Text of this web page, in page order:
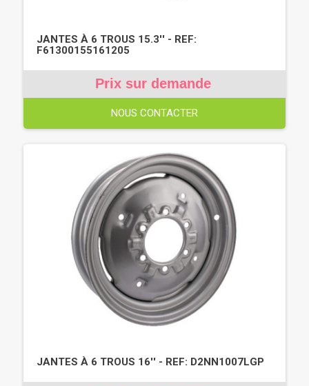
JANTES À 6 TROUS 15.3'' - REF:
F61300155161205
Prix sur demande
NOUS CONTACTER
JANTES À 6 TROUS 16'' - REF: D2NN1007LGP